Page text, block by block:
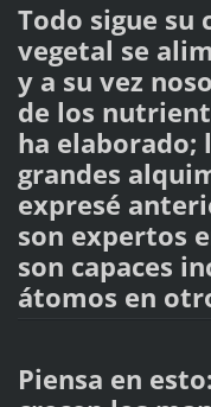
Todo sigue
vegetal se
y a su vez
de los
ha elaborado;
grandes
expresé
son expertos
son capaces
átomos en
Piensa en